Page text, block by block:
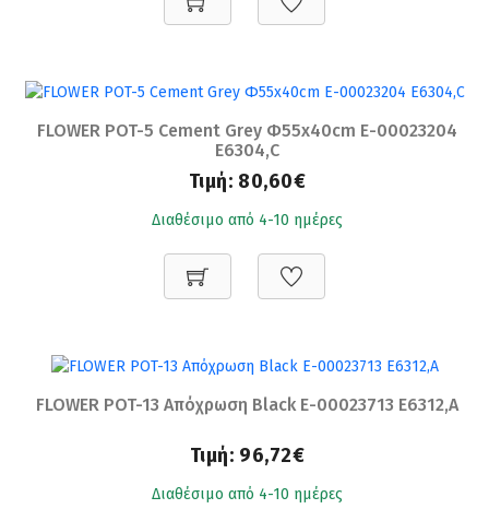
FLOWER POT-5 Cement Grey Φ55x40cm Ε-00023204
Ε6304,C
Τιμή: 80,60€
Διαθέσιμο από 4-10 ημέρες
FLOWER POT-13 Απόχρωση Black Ε-00023713 Ε6312,Α
Τιμή: 96,72€
Διαθέσιμο από 4-10 ημέρες